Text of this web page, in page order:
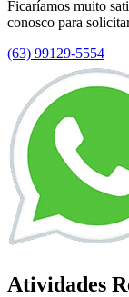
Ficaríamos muito
conosco para
(63) 99129-5554
Atividades